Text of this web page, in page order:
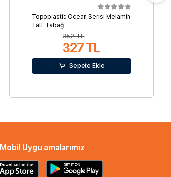
Topoplastic Ocean Serisi Melamin
Tatlı Tabağı
352 TL
327 TL
Sepete Ekle
Mobil Uygulamalarımız